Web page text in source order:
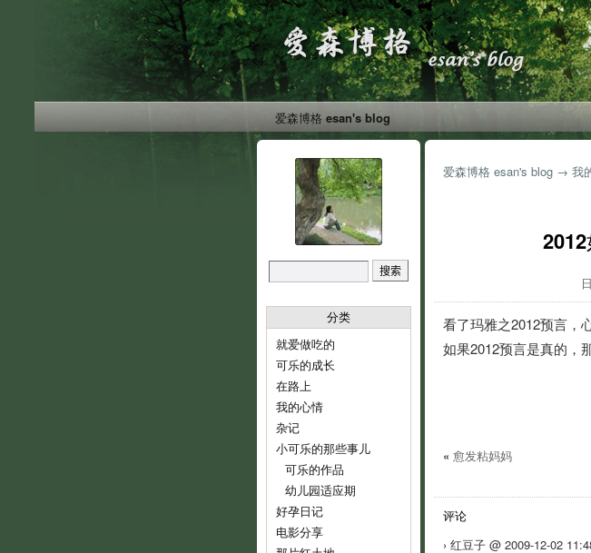
爱森博格 esan's blog
分类
就爱做吃的
可乐的成长
在路上
我的心情
杂记
小可乐的那些事儿
可乐的作品
幼儿园适应期
好孕日记
电影分享
爱森博格 esan's blog → 我
看了玛雅之2012预言，
如果2012预言是真的，
« 愈发粘妈妈
评论
› 红豆子 @ 2009-12-02